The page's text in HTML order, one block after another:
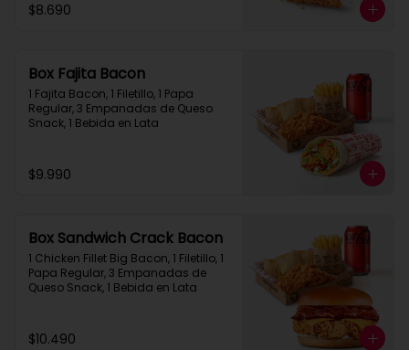
$8.690
Box Fajita Bacon
1 Fajita Bacon, 1 Filetillo, 1 Papa
Regular, 3 Empanadas de Queso
Snack, 1 Bebida en Lata
$9.990
Box Sandwich Crack Bacon
1 Chicken Fillet Big Bacon, 1 Filetillo, 1
Papa Regular, 3 Empanadas de
Queso Snack, 1 Bebida en Lata
$10.490